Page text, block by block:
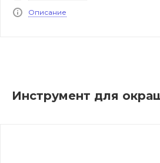
Описание
Инструмент для